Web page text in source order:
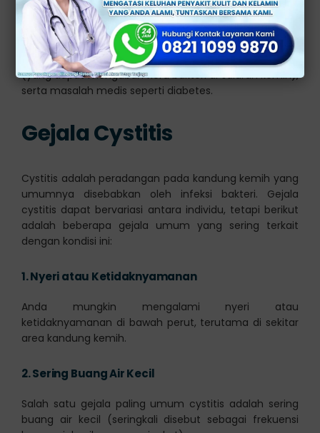
Faktor-faktor yang dapat meningkatkan risiko terkena
cystitis meliputi hubungan seksual, penggunaan alat
kontrasepsi seperti diafragma atau spons, menopause
(yang dapat mengubah flora bakteri di saluran kemih),
serta masalah medis seperti diabetes.
Gejala Cystitis
Cystitis adalah peradangan pada kandung kemih yang
umumnya disebabkan oleh infeksi bakteri. Gejala
cystitis dapat bervariasi antara individu, tetapi berikut
adalah beberapa gejala umum yang sering terkait
dengan kondisi ini:
1.Nyeri atau Ketidaknyamanan
Anda mungkin mengalami nyeri atau
ketidaknyamanan di bawah perut, terutama di sekitar
area kandung kemih.
2.Sering Buang Air Kecil
Salah satu gejala paling umum cystitis adalah sering
buang air kecil (seringkali disebut sebagai frekuensi